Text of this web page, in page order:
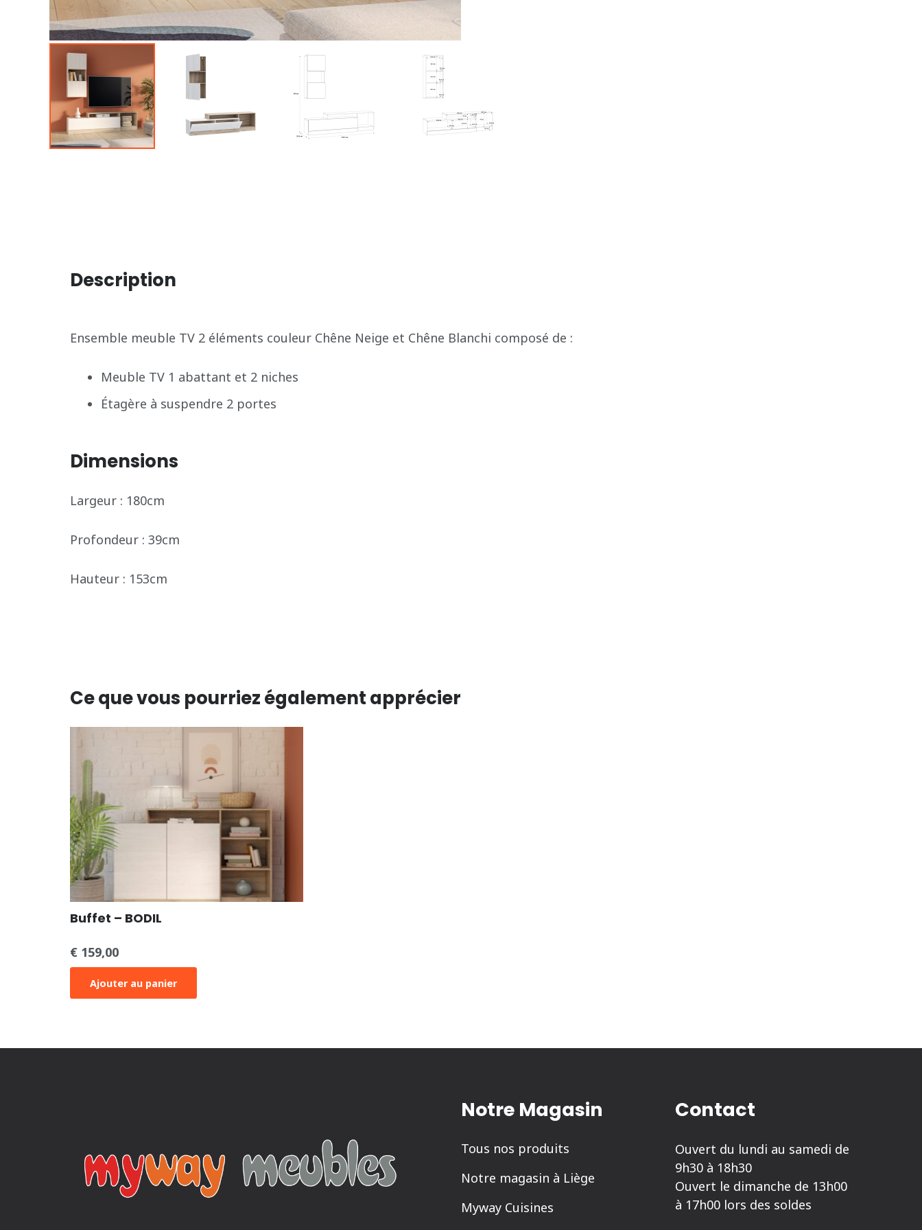
Description
Ensemble meuble TV 2 éléments couleur Chêne Neige et Chêne Blanchi composé de :
Meuble TV 1 abattant et 2 niches
Étagère à suspendre 2 portes
Dimensions
Largeur : 180cm
Profondeur : 39cm
Hauteur : 153cm
Ce que vous pourriez également apprécier
Buffet – BODIL
€ 159,00
Ajouter au panier
Notre Magasin
Tous nos produits
Notre magasin à Liège
Myway Cuisines
Contact
Ouvert du lundi au samedi de
9h30 à 18h30
Ouvert le dimanche de 13h00
à 17h00 lors des soldes